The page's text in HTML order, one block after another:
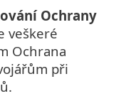
Ochrany
veškeré
Ochrana
při